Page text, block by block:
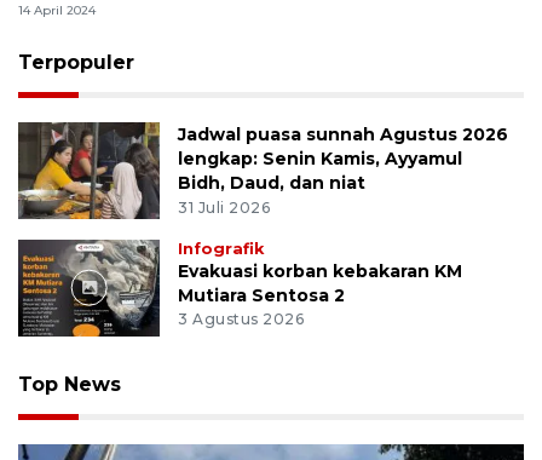
14 April 2024
Terpopuler
Jadwal puasa sunnah Agustus 2026
lengkap: Senin Kamis, Ayyamul
Bidh, Daud, dan niat
31 Juli 2026
Infografik
Evakuasi korban kebakaran KM
Mutiara Sentosa 2
3 Agustus 2026
Top News